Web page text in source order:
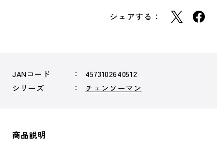
シェアする：
JANコード
4573102640512
シリーズ
チェンソーマン
商品説明